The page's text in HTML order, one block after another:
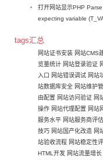
打开网站显示PHP
expecting variable
tags汇总
网站证书安装 网站CMS
览量统计 网站登录验证
入口 网站错误调试 网站
站数据库安全 网站维护
由配置 网站访问验证 网
操作 网站代理配置 网站
服务水平 网站服务商评估
技巧 网站国产化改造 网
站验收流程 网站稳定性
HTML开发 网站流量增长